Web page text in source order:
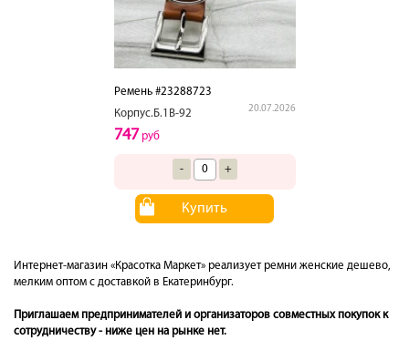
Ремень #23288723
Корпус.Б.1В-92
20.07.2026
747 руб
- +
Купить
Интернет-магазин «Красотка Маркет» реализует ремни женские дешево,
мелким оптом с доставкой в Екатеринбург.
Приглашаем предпринимателей и организаторов совместных покупок к
сотрудничеству - ниже цен на рынке нет.